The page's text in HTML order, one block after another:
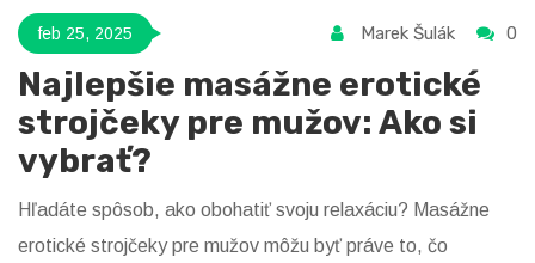
feb 25, 2025 Marek Šulák 0
Najlepšie masážne erotické
strojčeky pre mužov: Ako si
vybrať?
Hľadáte spôsob, ako obohatiť svoju relaxáciu? Masážne
erotické strojčeky pre mužov môžu byť práve to, čo